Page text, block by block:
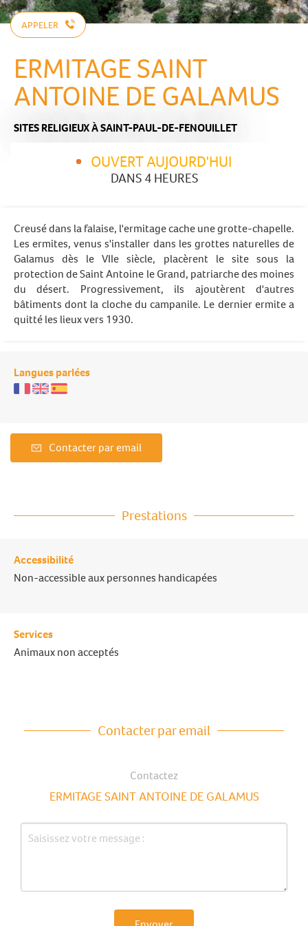
APPELER
ERMITAGE SAINT
ANTOINE DE GALAMUS
SITES RELIGIEUXÀ SAINT-PAUL-DE-FENOUILLET
OUVERT AUJOURD'HUI
DANS 4 HEURES
Creusé dans la falaise, l'ermitage cache une grotte-chapelle.
Les ermites, venus s'installer dans les grottes naturelles de
Galamus dès le VIIe siècle, placèrent le site sous la
protection de Saint Antoine le Grand, patriarche des moines
du désert. Progressivement, ils ajoutèrent d'autres
bâtiments dont la cloche du campanile. Le dernier ermite a
quitté les lieux vers 1930.
Langues parlées
Contacter par email
Prestations
Accessibilité
Non-accessible aux personnes handicapées
Services
Animaux non acceptés
Contacter par email
Contactez
ERMITAGE SAINT ANTOINE DE GALAMUS